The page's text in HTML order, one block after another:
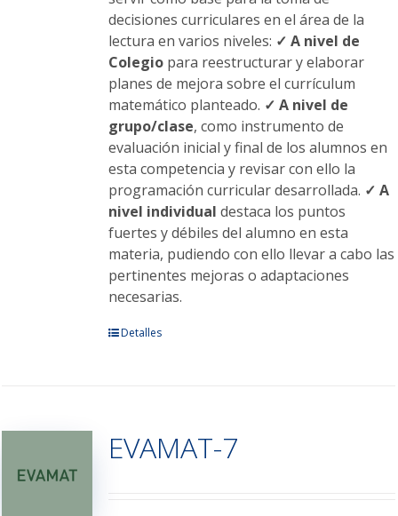
decisiones curriculares en el área de la
lectura en varios niveles: ✓ A nivel de
Colegiopara reestructurar y elaborar
planes de mejora sobre el currículum
matemático planteado. ✓ A nivel de
grupo/clase, como instrumento de
evaluación inicial y final de los alumnos en
esta competencia y revisar con ello la
programación curricular desarrollada. ✓ A
nivel individual destaca los puntos
fuertes y débiles del alumno en esta
materia, pudiendo con ello llevar a cabo las
pertinentes mejoras o adaptaciones
necesarias.
Este
Las
opciones
Detalles
EVAMAT-7